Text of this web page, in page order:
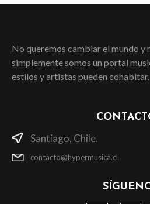
No queremos cambiar el mundo y
simplemente somos un portal
estilos y artistas pueden cohabitar.
Santiago, Chile.
contacto@hypermusica.cl